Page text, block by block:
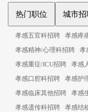
热门职位 城市招
孝感五官科招聘 孝感疼
孝感精神/心理科招聘
孝
孝感重症/ICU招聘
孝感
孝感口腔科招聘
孝感护
孝感临床其他招聘
孝感
孝感遗传科招聘
孝感结